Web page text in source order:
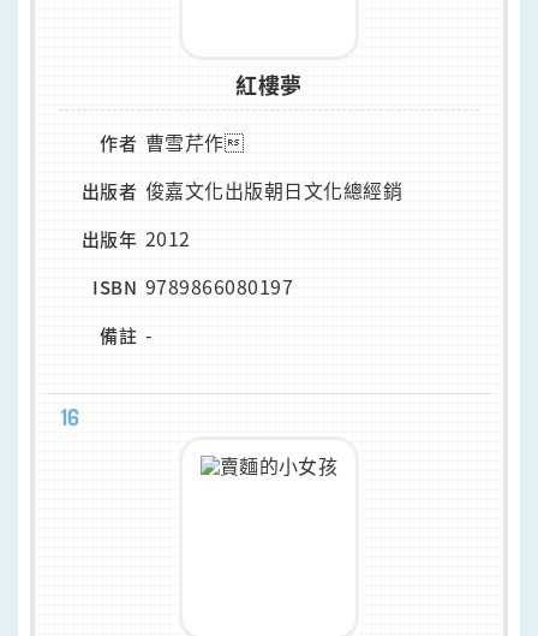
紅樓夢
作者 曹雪芹作
出版者 俊嘉文化出版朝日文化總經銷
出版年 2012
ISBN 9789866080197
備註 -
16